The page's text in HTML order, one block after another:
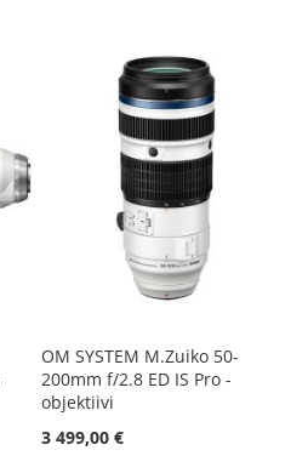
OM SYSTEM M.Zuiko 50-
200mm f/2.8 ED IS Pro -
objektiivi
3 499,00 €